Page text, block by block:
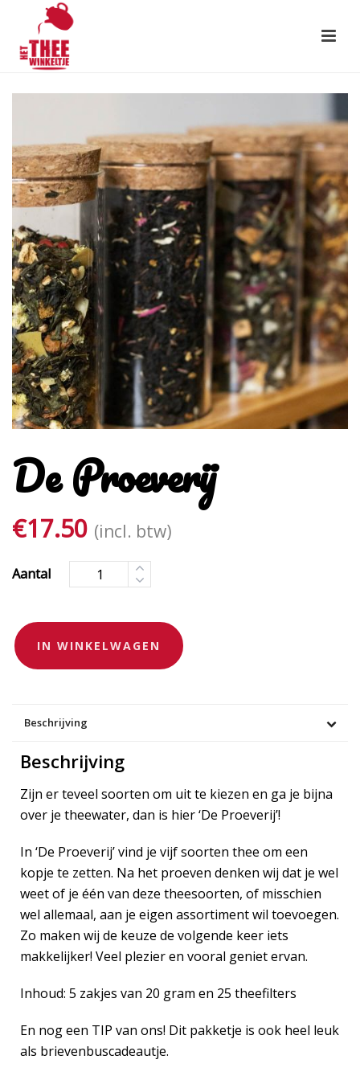
De Proeverij
€17.50 (incl. btw)
Aantal
IN WINKELWAGEN
Beschrijving
Beschrijving
Zijn er teveel soorten om uit te kiezen en ga je bijna
over je theewater, dan is hier ‘De Proeverij’!
In ‘De Proeverij’ vind je vijf soorten thee om een
kopje te zetten. Na het proeven denken wij dat je wel
weet of je één van deze theesoorten, of misschien
wel allemaal, aan je eigen assortiment wil toevoegen.
Zo maken wij de keuze de volgende keer iets
makkelijker! Veel plezier en vooral geniet ervan.
Inhoud: 5 zakjes van 20 gram en 25 theefilters
En nog een TIP van ons! Dit pakketje is ook heel leuk
als brievenbuscadeautje.